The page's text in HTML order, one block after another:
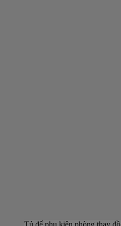
Tủ để phụ kiện phòng thay đồ